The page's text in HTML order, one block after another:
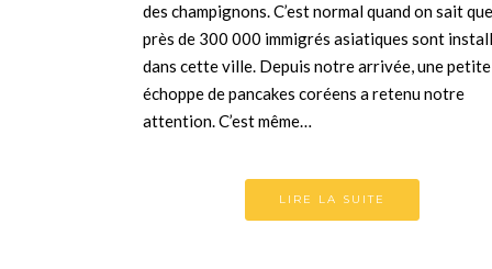
des champignons. C’est normal quand on sait que
près de 300 000 immigrés asiatiques sont
dans cette ville. Depuis notre arrivée, une petite
échoppe de pancakes coréens a retenu notre
attention. C’est même…
LIRE LA SUITE